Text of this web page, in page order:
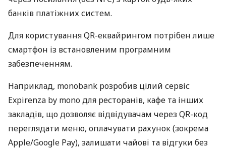
банків платіжних систем.
Для користування QR-еквайрингом потрібен лише
смартфон із встановленим програмним
забезпеченням.
Наприклад, monobank розробив цілий сервіс
Expirenza by mono для ресторанів, кафе та інших
закладів, що дозволяє відвідувачам через QR-код
переглядати меню, оплачувати рахунок (зокрема
Apple/Google Pay), залишати чайові та відгуки без